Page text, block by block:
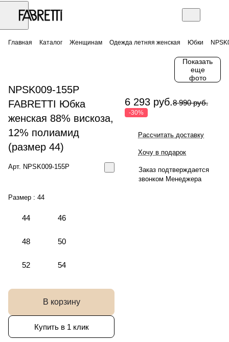
Главная Каталог Женщинам Одежда летняя женская Юбки
Показать
еще
фото
NPSK009-155P
FABRETTI Юбка
женская 88% вискоза,
12% полиамид
(размер 44)
Арт. NPSK009-155P
Размер : 44
44 46
48 50
52 54
В корзину
Купить в 1 клик
6 293 руб.8 990 руб.
-30%
Рассчитать доставку
Хочу в подарок
Заказ подтверждается
звонком Менеджера